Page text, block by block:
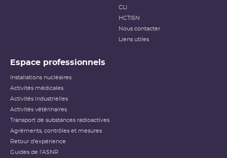
CLI
HCTISN
Nous contacter
Liens utiles
Espace professionnels
Installations nucléaires
Activités médicales
Activités industrielles
Activités vétérinaires
Transport de substances radioactives
Agréments, contrôles et mesures
Retour d'expérience
Guides de l'ASNR